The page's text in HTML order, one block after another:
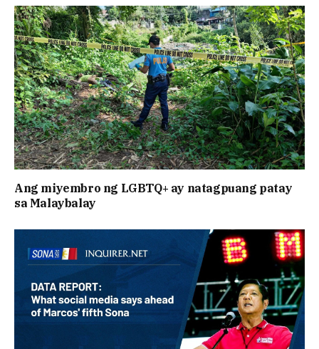
Ang miyembro ng LGBTQ+ ay natagpuang patay
sa Malaybalay